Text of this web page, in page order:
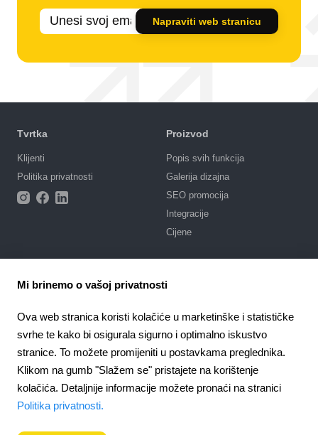
Napraviti web stranicu
Tvrtka
Klijenti
Politika privatnosti
Proizvod
Popis svih funkcija
Galerija dizajna
SEO promocija
Integracije
Cijene
Portal za podršku s uputama
Partnerstvo
Partnerski program
4.6 924 recenzije
Croatia
Mi brinemo o vašoj privatnosti
Ova web stranica koristi kolačiće u marketinške i statističke
svrhe te kako bi osigurala sigurno i optimalno iskustvo
stranice. To možete promijeniti u postavkama preglednika.
Klikom na gumb "Slažem se" pristajete na korištenje
kolačića. Detaljnije informacije možete pronaći na stranici
Politika privatnosti.